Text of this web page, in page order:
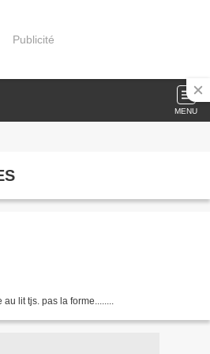
Publicité
MENU
lit tjs. pas la forme........